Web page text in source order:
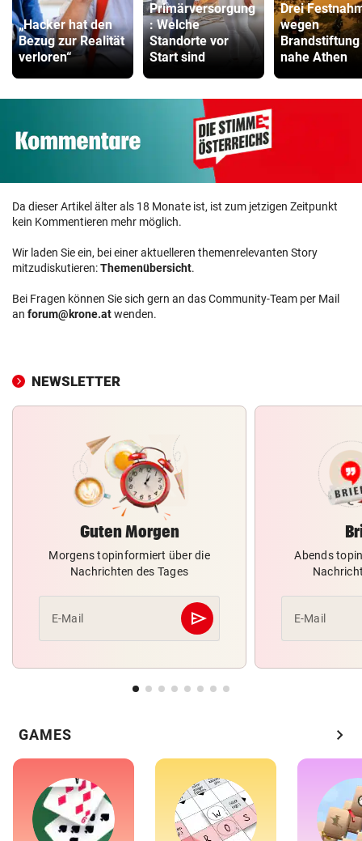
„Hacker hat den
Bezug zur Realität
verloren“
Primärversorgung
: Welche
Standorte vor
Start sind
Drei
wegen
Brandstiftung
nahe Athen
Da dieser Artikel älter als 18 Monate ist, ist zum jetzigen Zeitpunkt
kein Kommentieren mehr möglich.
Wir laden Sie ein, bei einer aktuelleren themenrelevanten Story
mitzudiskutieren:Themenübersicht.
Bei Fragen können Sie sich gern an das Community-Team per Mail
an forum@krone.atwenden.
NEWSLETTER
Guten Morgen
Morgens topinformiert über die
Nachrichten des Tages
E-Mail send
Abschicken
Abends
E-Mail
GAMES chevron_right